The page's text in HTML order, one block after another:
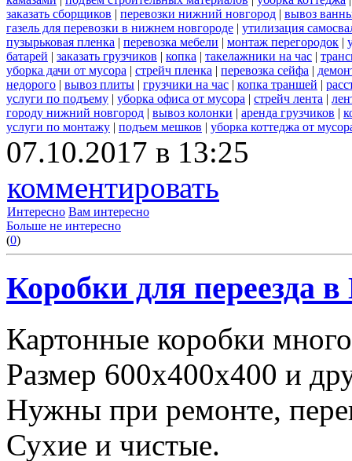
заказать сборщиков | перевозки нижний новгород | вывоз
газель для перевозки в нижнем новгороде | утилизация
пузырьковая пленка | перевозка мебели | монтаж перегородок |
батарей | заказать грузчиков | копка | такелажники на час |
уборка дачи от мусора | стрейч пленка | перевозка сейфа |
недорого | вывоз плиты | грузчики на час | копка траншей |
услуги по подъему | уборка офиса от мусора | стрейч лента |
городу нижний новгород | вывоз колонки | аренда грузчиков |
услуги по монтажу | подъем мешков | уборка коттеджа от
07.10.2017 в 13:25
комментировать
Интересно Вам интересно
Больше не интересно
(0)
Коробки для переезда
Картонные коробки
Размер 600х400х400 и
Нужны при ремонте,
Сухие и чистые.